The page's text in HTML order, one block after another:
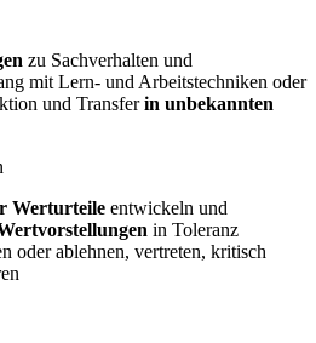
zu Sachverhalten und
mit Lern- und Arbeitstechniken oder
und Transferin unbekannten
Werturteile entwickeln und
in Toleranz
oder ablehnen, vertreten, kritisch